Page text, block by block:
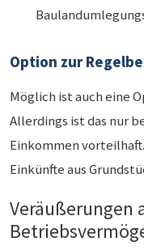
Option zur
Möglich ist auch eine
Allerdings ist das nur
Einkommen
Einkünfte aus
Veräußerungen